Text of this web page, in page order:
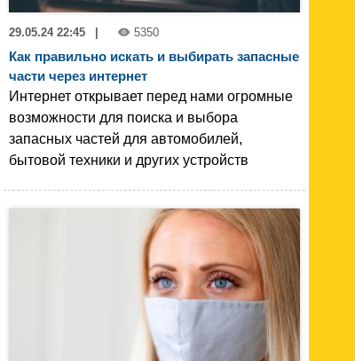
29.05.24 22:45 | 5350
Как правильно искать и выбирать запасные
части через интернет
Интернет открывает перед нами огромные
возможности для поиска и выбора
запасных частей для автомобилей,
бытовой техники и других устройств